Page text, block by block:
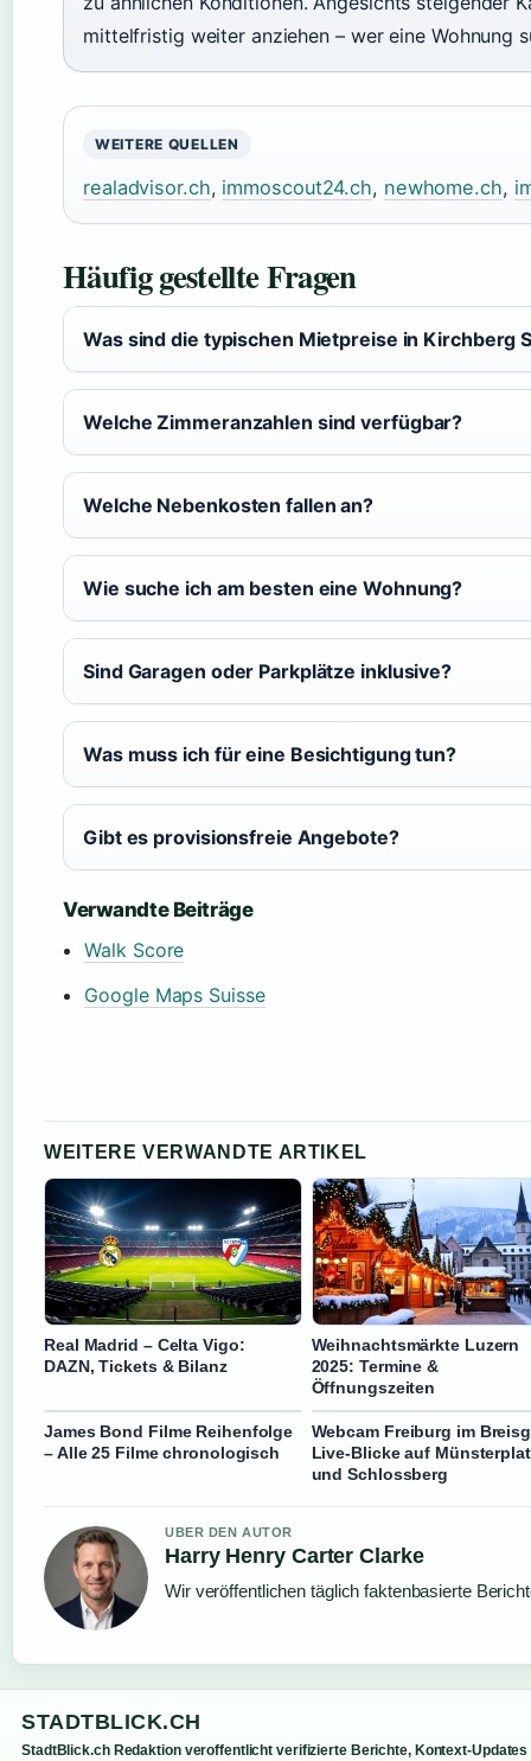
mittelfristig weiter anziehen – wer eine Wohnung
WEITERE QUELLEN
realadvisor.ch, immoscout24.ch, newhome.ch,
Häufig gestellte Fragen
Was sind die typischen Mietpreise in Kirchberg
Welche Zimmeranzahlen sind verfügbar?
Welche Nebenkosten fallen an?
Wie suche ich am besten eine Wohnung?
Sind Garagen oder Parkplätze inklusive?
Was muss ich für eine Besichtigung tun?
Gibt es provisionsfreie Angebote?
Verwandte Beiträge
Walk Score
Google Maps Suisse
WEITERE VERWANDTE ARTIKEL
Real Madrid – Celta Vigo:
DAZN, Tickets & Bilanz
Weihnachtsmärkte Luzern
2025: Termine &
Öffnungszeiten
James Bond Filme Reihenfolge
– Alle 25 Filme chronologisch
Webcam Freiburg im
Live-Blicke auf
und Schlossberg
UBER DEN AUTOR
Harry Henry Carter Clarke
Wir veröffentlichen täglich faktenbasierte
STADTBLICK.CH
StadtBlick.ch Redaktion veroffentlicht verifizierte Berichte, Kontext-Updates